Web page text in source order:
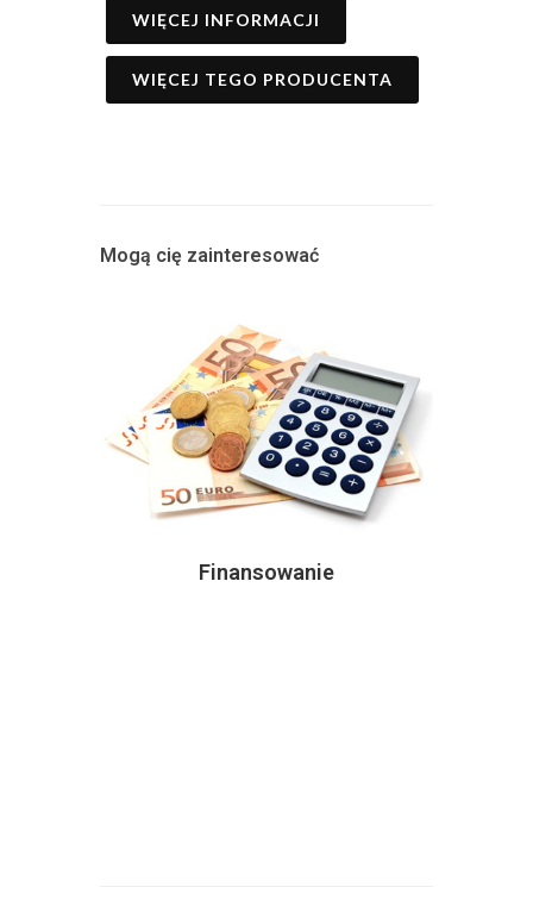
WIĘCEJ INFORMACJI
WIĘCEJ TEGO PRODUCENTA
Mogą cię zainteresować
Finansowanie